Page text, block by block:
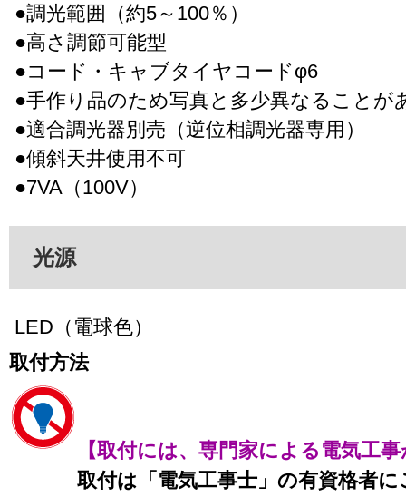
●調光範囲（約5～100％）
●高さ調節可能型
●コード・キャブタイヤコードφ6
●手作り品のため写真と多少異なることが
●適合調光器別売（逆位相調光器専用）
●傾斜天井使用不可
●7VA（100V）
光源
LED（電球色）
取付方法
【取付には、専門家による電気工
取付は「電気工事士」の有資格者